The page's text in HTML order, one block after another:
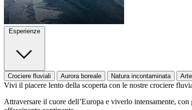
Esperienze
Crociere fluviali Aurora boreale Natura incontaminata
Vivi il piacere lento della scoperta con le nostre crociere
Attraversare il cuore dell’Europa e viverlo intensamente,